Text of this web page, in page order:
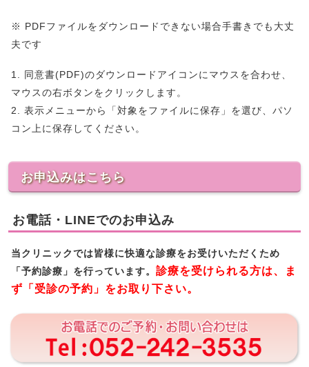
※ PDFファイルをダウンロードできない場合手書きでも大丈
夫です
1. 同意書(PDF)のダウンロードアイコンにマウスを合わせ、
マウスの右ボタンをクリックします。
2. 表示メニューから「対象をファイルに保存」を選び、パソ
コン上に保存してください。
お申込みはこちら
お電話・LINEでのお申込み
当クリニックでは皆様に快適な診療をお受けいただくため
「予約診療」を行っています。 診療を受けられる方は、ま
ず「受診の予約」をお取り下さい。